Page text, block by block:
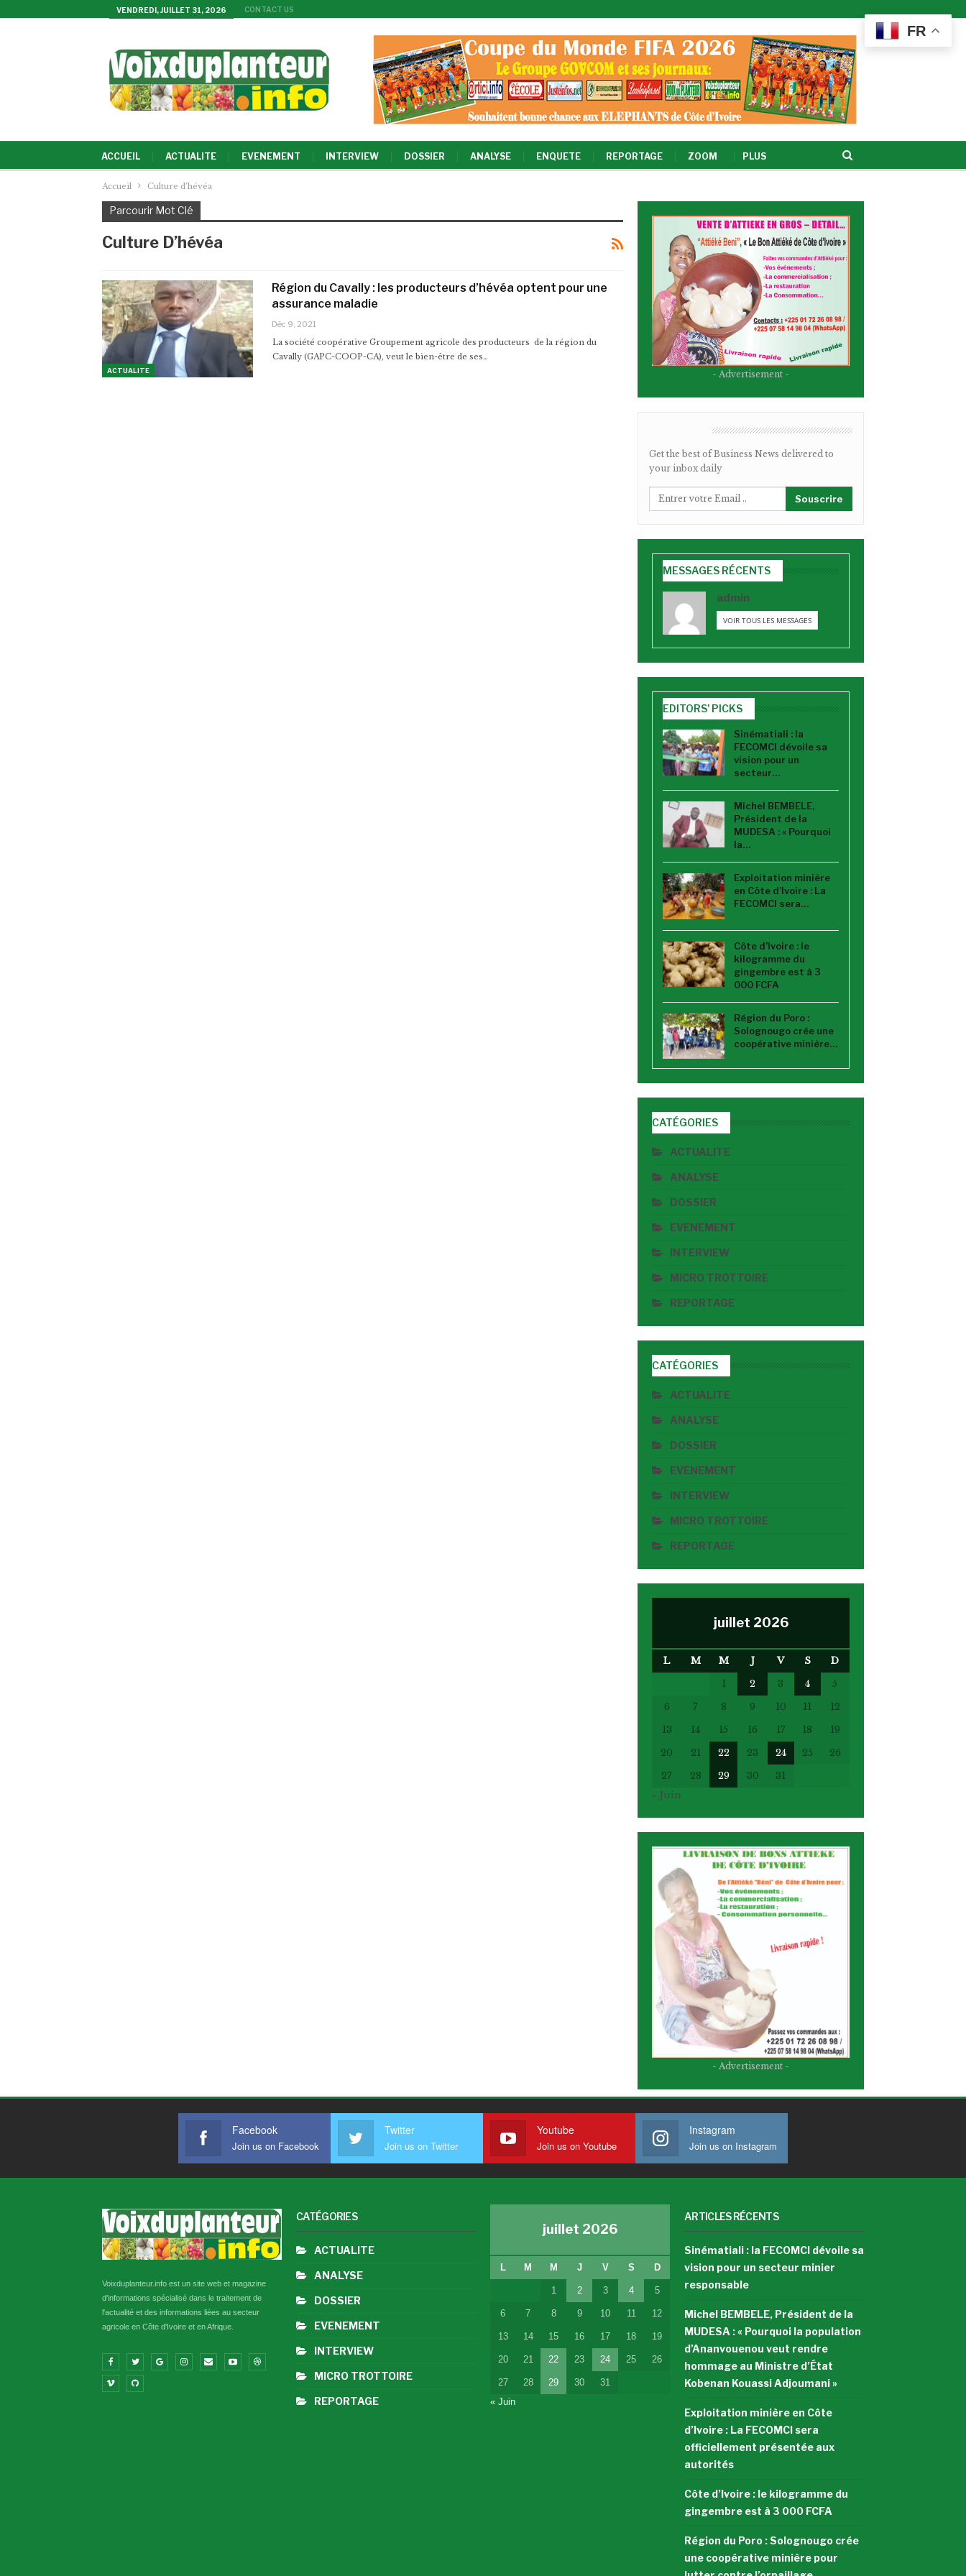
VENDREDI, JUILLET 31, 2026 CONTACT US
ACCUEIL ACTUALITE EVENEMENT INTERVIEW DOSSIER ANALYSE ENQUETE REPORTAGE ZOOM PLUS
Accueil Culture d’hévéa
Parcourir Mot Clé
Culture D’hévéa
ACTUALITE
Région du Cavally : les producteurs d’hévéa optent pour une
assurance maladie
Déc 9, 2021
La société coopérative Groupement agricole des producteurs de la région du
Cavally (GAPC-COOP-CA), veut le bien-être de ses…
- Advertisement -
Get the best of Business News delivered to
your inbox daily
Souscrire
MESSAGES RÉCENTS
admin
VOIR TOUS LES MESSAGES
EDITORS' PICKS
Sinématiali : la
FECOMCI dévoile sa
vision pour un
secteur…
Michel BEMBELE,
Président de la
MUDESA : « Pourquoi
la…
Exploitation minière
en Côte d’Ivoire : La
FECOMCI sera…
Côte d’Ivoire : le
kilogramme du
gingembre est à 3
000 FCFA
Région du Poro :
Solognougo crée une
coopérative minière…
CATÉGORIES
ACTUALITE
ANALYSE
DOSSIER
EVENEMENT
INTERVIEW
MICRO TROTTOIRE
REPORTAGE
CATÉGORIES
ACTUALITE
ANALYSE
DOSSIER
EVENEMENT
INTERVIEW
MICRO TROTTOIRE
REPORTAGE
juillet 2026
L M M J V S
D
1
2 3 4
5
6
7 8 9 10 11
12
13
14 15 16 17 18
19
20
21 22 23 24 25
26
27
28 29 30
31
« Juin
- Advertisement -
Facebook
Join us on Facebook
Twitter
Join us on Twitter
Youtube
Join us on Youtube
Instagram
Join us on Instagram
Voixduplanteur.info est un site web et magazine
d'informations spécialisé dans le traitement de
l'actualité et des informations liées au secteur
agricole en Côte d'Ivoire et en Afrique.
CATÉGORIES
ACTUALITE
ANALYSE
DOSSIER
EVENEMENT
INTERVIEW
MICRO TROTTOIRE
REPORTAGE
juillet 2026
L M M J V S D
1 2 3 4 5
6 7 8 9 10 11 12
13 14 15 16 17 18 19
20 21 22 23 24 25 26
27 28 29 30
31
« Juin
ARTICLES RÉCENTS
Sinématiali : la FECOMCI dévoile sa
vision pour un secteur minier
responsable
Michel BEMBELE, Président de la
MUDESA : « Pourquoi la population
d’Ananvouenou veut rendre
hommage au Ministre d’État
Kobenan Kouassi Adjoumani »
Exploitation minière en Côte
d’Ivoire : La FECOMCI sera
officiellement présentée aux
autorités
Côte d’Ivoire : le kilogramme du
gingembre est à 3 000 FCFA
Région du Poro : Solognougo crée
une coopérative minière pour
FR